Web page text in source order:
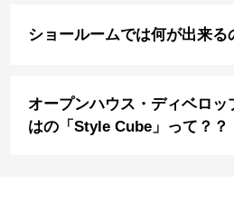
ショールームでは何が出来る
オープンハウス・ディベロッ
はの「Style Cube」って？？